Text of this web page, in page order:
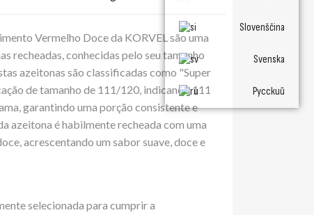
Slovenščina
Svenska
Русский
Vermelho Doce da KORVEL são uma
recheadas, conhecidas pelo seu tamanho
azeitonas são classificadas como "Super
de tamanho de 111/120, indicando 111
garantindo uma porção consistente e
azeitona é habilmente recheada com uma
acrescentando um sabor suave, doce e
selecionada para cumprir a